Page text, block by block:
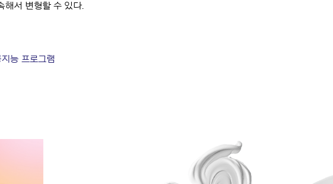
해서 변형할 수 있다.
능 프로그램